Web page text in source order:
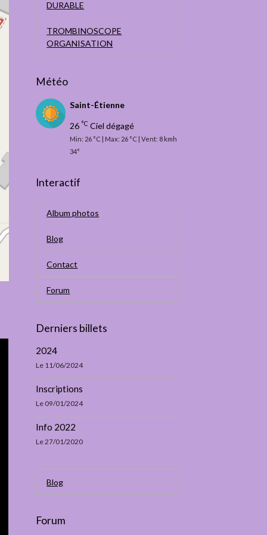
DURABLE
TROMBINOSCOPE
ORGANISATION
Météo
Saint-Étienne
26 °C Ciel dégagé
Min: 26 °C | Max: 26 °C | Vent: 8 kmh
34°
Interactif
Album photos
Blog
Contact
Forum
Derniers billets
2024
Le 11/06/2024
Inscriptions
Le 09/01/2024
Info 2022
Le 27/01/2020
Blog
Forum